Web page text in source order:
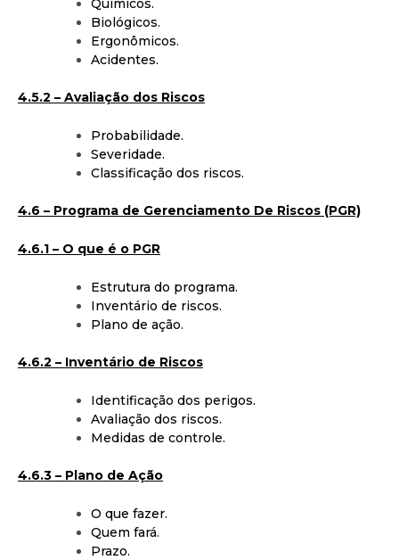
Químicos.
Biológicos.
Ergonômicos.
Acidentes.
4.5.2 – Avaliação dos Riscos
Probabilidade.
Severidade.
Classificação dos riscos.
4.6 – Programa de Gerenciamento De Riscos (PGR)
4.6.1 – O que é o PGR
Estrutura do programa.
Inventário de riscos.
Plano de ação.
4.6.2 – Inventário de Riscos
Identificação dos perigos.
Avaliação dos riscos.
Medidas de controle.
4.6.3 – Plano de Ação
O que fazer.
Quem fará.
Prazo.